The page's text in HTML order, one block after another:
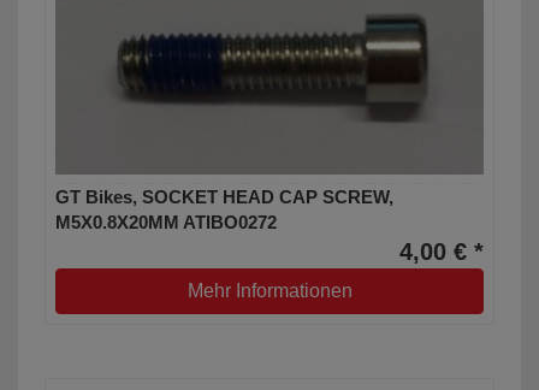
GT Bikes, SOCKET HEAD CAP SCREW,
M5X0.8X20MM ATIBO0272
4,00 € *
Mehr Informationen